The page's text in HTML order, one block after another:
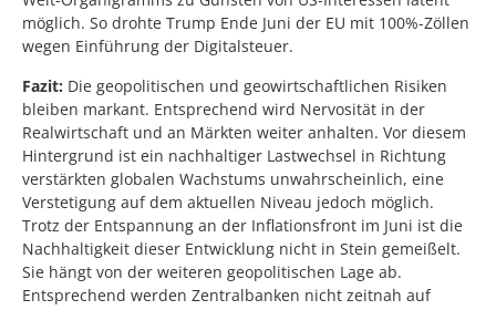
möglich. So drohte Trump Ende Juni der EU mit 100%-Zöllen
wegen Einführung der Digitalsteuer.
Fazit: Die geopolitischen und geowirtschaftlichen Risiken
bleiben markant. Entsprechend wird Nervosität in der
Realwirtschaft und an Märkten weiter anhalten. Vor diesem
Hintergrund ist ein nachhaltiger Lastwechsel in Richtung
verstärkten globalen Wachstums unwahrscheinlich, eine
Verstetigung auf dem aktuellen Niveau jedoch möglich.
Trotz der Entspannung an der Inflationsfront im Juni ist die
Nachhaltigkeit dieser Entwicklung nicht in Stein gemeißelt.
Sie hängt von der weiteren geopolitischen Lage ab.
Entsprechend werden Zentralbanken nicht zeitnah auf